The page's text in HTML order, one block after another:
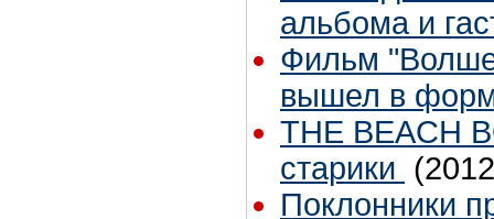
альбома и
Фильм
вышел в
THE BEACH
старики
Поклонники